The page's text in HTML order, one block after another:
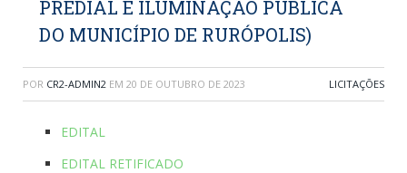
PREDIAL E ILUMINAÇÃO PÚBLICA
DO MUNICÍPIO DE RURÓPOLIS)
POR CR2-ADMIN2 EM 20 DE OUTUBRO DE 2023 LICITAÇÕES
EDITAL
EDITAL RETIFICADO